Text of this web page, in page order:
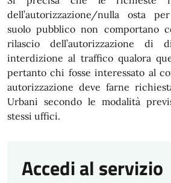
dell’autorizzazione/nulla osta
suolo pubblico non comportano
rilascio dell’autorizzazione
interdizione al traffico qualora
pertanto chi fosse interessato al
autorizzazione deve farne
Urbani secondo le modalità
stessi uffici.
Accedi al servizio